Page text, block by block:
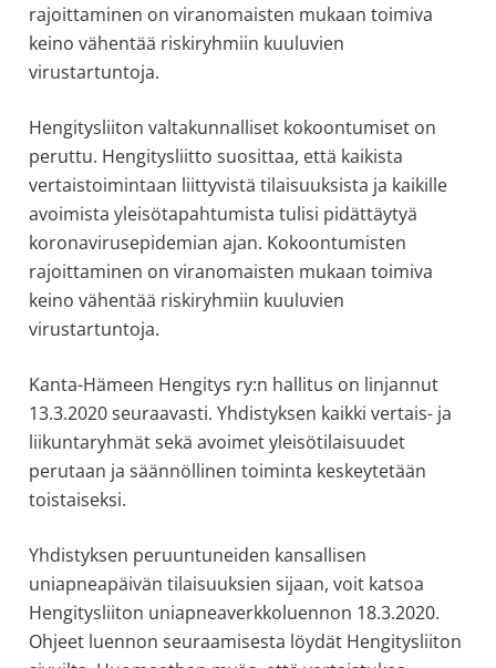
rajoittaminen on viranomaisten mukaan toimiva
keino vähentää riskiryhmiin kuuluvien
virustartuntoja.
Hengitysliiton valtakunnalliset kokoontumiset on
peruttu. Hengitysliitto suosittaa, että kaikista
vertaistoimintaan liittyvistä tilaisuuksista ja kaikille
avoimista yleisötapahtumista tulisi pidättäytyä
koronavirusepidemian ajan. Kokoontumisten
rajoittaminen on viranomaisten mukaan toimiva
keino vähentää riskiryhmiin kuuluvien
virustartuntoja.
Kanta-Hämeen Hengitys ry:n hallitus on linjannut
13.3.2020 seuraavasti. Yhdistyksen kaikki vertais- ja
liikuntaryhmät sekä avoimet yleisötilaisuudet
perutaan ja säännöllinen toiminta keskeytetään
toistaiseksi.
Yhdistyksen peruuntuneiden kansallisen
uniapneapäivän tilaisuuksien sijaan, voit katsoa
Hengitysliiton uniapneaverkkoluennon 18.3.2020.
Ohjeet luennon seuraamisesta löydät Hengitysliiton